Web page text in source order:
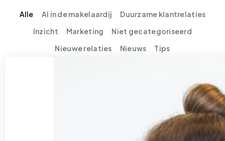
AI in de makelaardij
Duurzame klantrelaties
Inzicht
Marketing
Niet gecategoriseerd
Nieuwe relaties
Nieuws Tips
Alle